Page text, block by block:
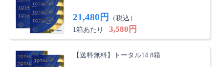
21,480円
（税込）
1箱あたり
3,580円
【送料無料】トータル14 8箱